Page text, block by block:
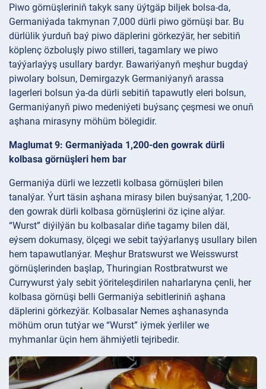
Piwo görnüşleriniň takyk sany üýtgäp biljek bolsa-da,
Germaniýada takmynan 7,000 dürli piwo görnüşi bar. Bu
dürlülik ýurduň baý piwo däplerini görkezýär, her sebitiň
köplenç özboluşly piwo stilleri, tagamlary we piwo
taýýarlaýyş usullary bardyr. Bawariýanyň meşhur bugdaý
piwolary bolsun, Demirgazyk Germaniýanyň arassa
lagerleri bolsun ýa-da dürli sebitiň tapawutly eleri bolsun,
Germaniýanyň piwo medeniýeti buýsanç çeşmesi we onuň
aşhana mirasyny möhüm bölegidir.
Maglumat 9: Germaniýada 1,200-den gowrak dürli
kolbasa görnüşleri hem bar
Germaniýa dürli we lezzetli kolbasa görnüşleri bilen
tanalýar. Ýurt täsin aşhana mirasy bilen buýsanýar, 1,200-
den gowrak dürli kolbasa görnüşlerini öz içine alýar.
“Wurst” diýilýän bu kolbasalar diňe tagamy bilen däl,
eýsem dokumasy, ölçegi we sebit taýýarlanyş usullary bilen
hem tapawutlanýar. Meşhur Bratswurst we Weisswurst
görnüşlerinden başlap, Thuringian Rostbratwurst we
Currywurst ýaly sebit ýöriteleşdirilen naharlaryna çenli, her
kolbasa görnüşi belli Germaniýa sebitleriniň aşhana
däplerini görkezýär. Kolbasalar Nemes aşhanasynda
möhüm orun tutýar we “Wurst” iýmek ýerliler we
myhmanlar üçin hem ähmiýetli tejribedir.